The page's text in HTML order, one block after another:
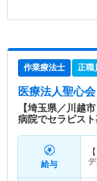
作業療法士 正職
医療法人聖心
【埼玉県／川越
病院でセラピスト
給与
デ